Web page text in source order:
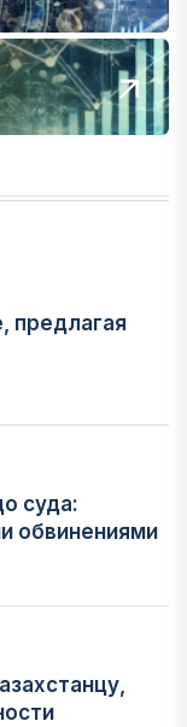
предлагая
суда:
обвинениями